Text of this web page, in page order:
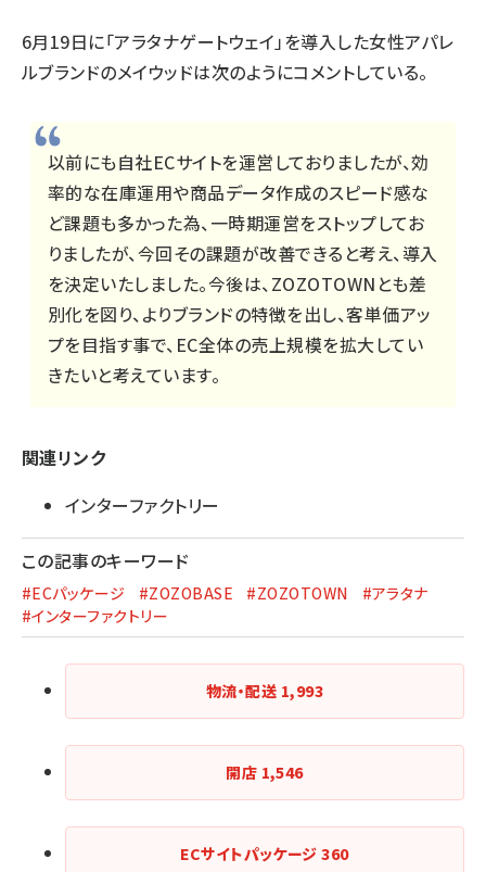
6月19日に「アラタナゲートウェイ」を導入した女性アパレ
ルブランドのメイウッドは次のようにコメントしている。
以前にも自社ECサイトを運営しておりましたが、効
率的な在庫運用や商品データ作成のスピード感な
ど課題も多かった為、一時期運営をストップしてお
りましたが、今回その課題が改善できると考え、導入
を決定いたしました。今後は、ZOZOTOWNとも差
別化を図り、よりブランドの特徴を出し、客単価アッ
プを目指す事で、EC全体の売上規模を拡大してい
きたいと考えています。
関連リンク
インターファクトリー
この記事のキーワード
#ECパッケージ #ZOZOBASE #ZOZOTOWN
#アラタナ
#インターファクトリー
物流・配送 1,993
開店 1,546
ECサイトパッケージ360